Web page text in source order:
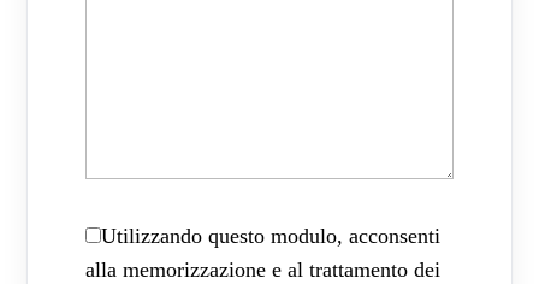
Utilizzando questo modulo, acconsenti
alla memorizzazione e al trattamento dei